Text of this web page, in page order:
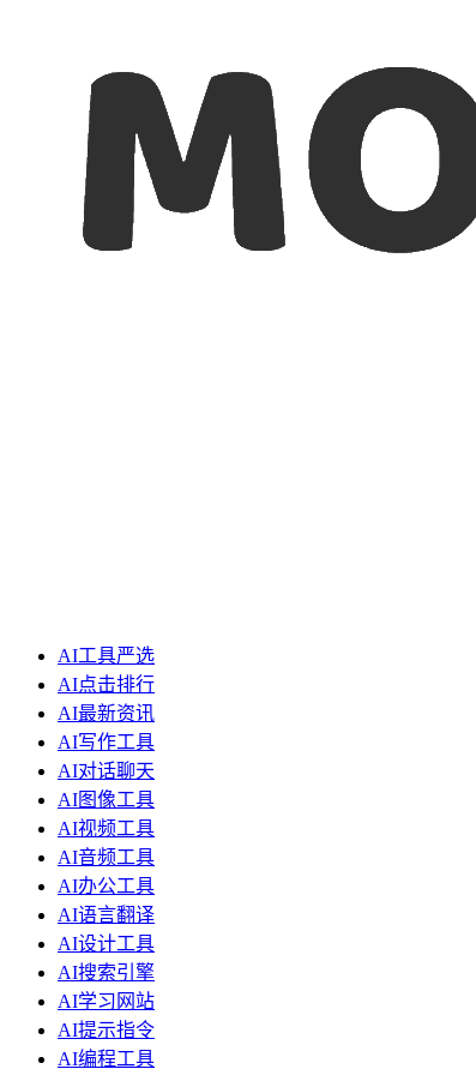
AI工具严选
AI点击排行
AI最新资讯
AI写作工具
AI对话聊天
AI图像工具
AI视频工具
AI音频工具
AI办公工具
AI语言翻译
AI设计工具
AI搜索引擎
AI学习网站
AI提示指令
AI编程工具